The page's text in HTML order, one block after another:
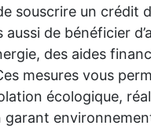
souscrire un crédit
de bénéficier
des aides
mesures vous
écologique,
garant